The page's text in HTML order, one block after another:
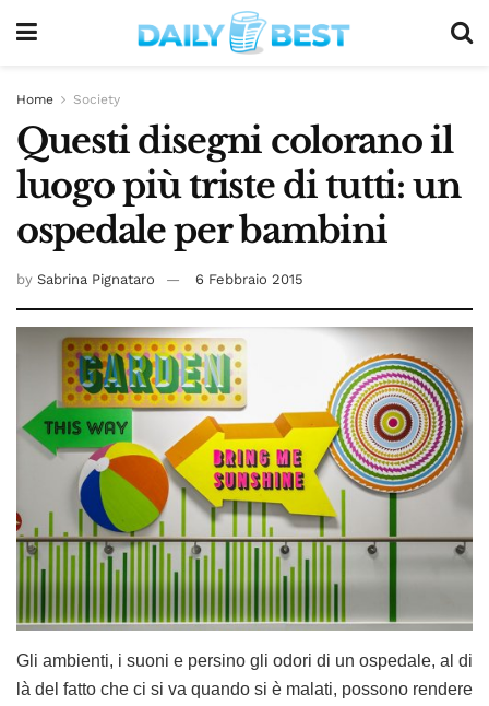
Home Society
Questi disegni colorano il
luogo più triste di tutti: un
ospedale per bambini
by Sabrina Pignataro 6 Febbraio 2015
Gli ambienti, i suoni e persino gli odori di un ospedale, al di
là del fatto che ci si va quando si è malati, possono rendere